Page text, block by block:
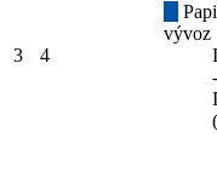
3 4
vývoz